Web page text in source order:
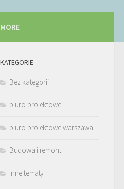
MORE
KATEGORIE
Bez kategorii
biuro projektowe
biuro projektowe warszawa
Budowa i remont
Inne tematy